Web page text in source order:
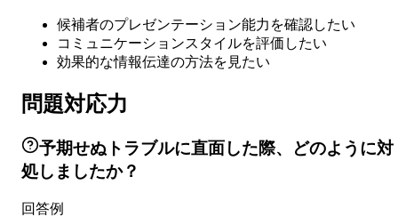
候補者のプレゼンテーション能力を確認したい
コミュニケーションスタイルを評価したい
効果的な情報伝達の方法を見たい
問題対応力
予期せぬトラブルに直面した際、どのように対
処しましたか？
回答例